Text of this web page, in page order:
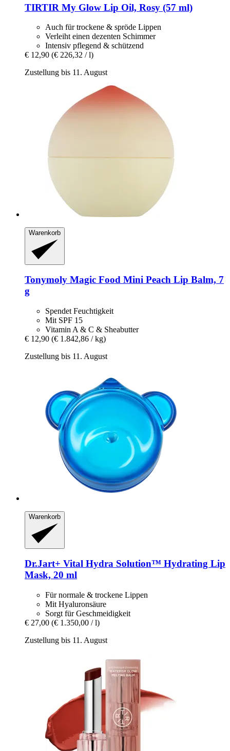
TIRTIR My Glow Lip Oil, Rosy (57 ml)
Auch für trockene & spröde Lippen
Verleiht einen dezenten Schimmer
Intensiv pflegend & schützend
€ 12,90 (€ 226,32 / l)
Zustellung bis 11. August
Warenkorb
Tonymoly Magic Food Mini Peach Lip Balm, 7
g
Spendet Feuchtigkeit
Mit SPF 15
Vitamin A & C & Sheabutter
€ 12,90 (€ 1.842,86 / kg)
Zustellung bis 11. August
Warenkorb
Dr.Jart+ Vital Hydra Solution™ Hydrating Lip
Mask, 20 ml
Für normale & trockene Lippen
Mit Hyaluronsäure
Sorgt für Geschmeidigkeit
€ 27,00 (€ 1.350,00 / l)
Zustellung bis 11. August